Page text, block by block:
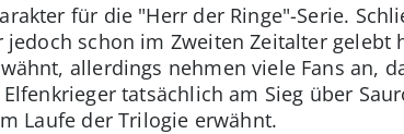
für die "Herr der Ringe"-Serie.
schon im Zweiten Zeitalter gelebt
allerdings nehmen viele Fans an,
tatsächlich am Sieg über
Laufe der Trilogie erwähnt.